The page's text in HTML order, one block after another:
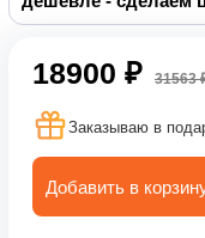
18900 ₽ 31563
Заказываю в
Добавить в